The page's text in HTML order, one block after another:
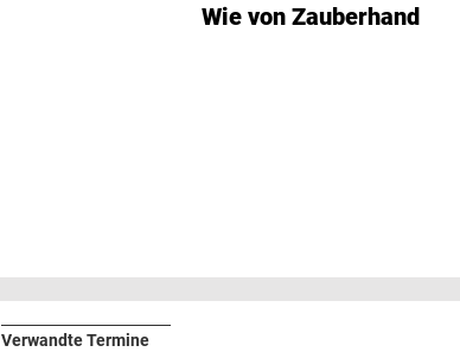
Wie von Zauberhand
Verwandte Termine